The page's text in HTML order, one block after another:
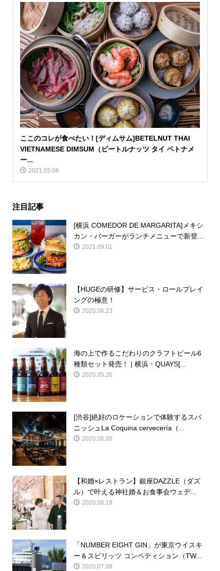
ここのコレが食べたい！[ディムサム]BETELNUT THAI
VIETNAMESE DIMSUM（ビートルナッツ タイ ベトナメ
ー...
2021.05.06
注目記事
[横浜 COMEDOR DE MARGARITA]メキシ
カン・バーガーがランチメニューで新登...
2021.09.01
【HUGEの研修】サービス・ロールプレイ
ングの極意！
2020.06.23
海の上で作るこだわりのクラフトビール6
種類セット発売！ | 横浜・QUAYS[...
2020.05.26
[渋谷]絶好のロケーションで体験するスパ
ニッシュLa Coquina cervecería（...
2020.06.05
【和婚×レストラン】銀座DAZZLE（ダズ
ル）で叶える神社婚＆お食事会ウェデ...
2020.06.19
「NUMBER EIGHT GIN」が東京ウイスキ
ー＆スピリッツ コンペティション（TW...
2020.07.08